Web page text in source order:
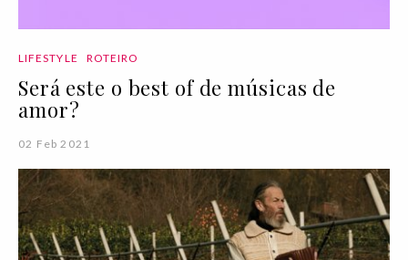
LIFESTYLE ROTEIRO
Será este o best of de músicas de
amor?
02 Feb 2021